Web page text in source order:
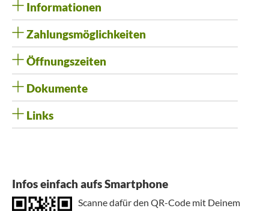
Informationen
Zahlungsmöglichkeiten
Öffnungszeiten
Dokumente
Links
Infos einfach aufs Smartphone
Scanne dafür den QR-Code mit Deinem